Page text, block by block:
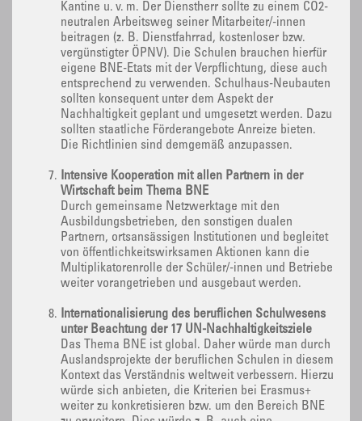
Kantine u. v. m. Der Dienstherr sollte zu einem CO2-
neutralen Arbeitsweg seiner Mitarbeiter/-innen
beitragen (z. B. Dienstfahrrad, kostenloser bzw.
vergünstigter ÖPNV). Die Schulen brauchen hierfür
eigene BNE-Etats mit der Verpflichtung, diese auch
entsprechend zu verwenden. Schulhaus-Neubauten
sollten konsequent unter dem Aspekt der
Nachhaltigkeit geplant und umgesetzt werden. Dazu
sollten staatliche Förderangebote Anreize bieten.
Die Richtlinien sind demgemäß anzupassen.
Intensive Kooperation mit allen Partnern in der
Wirtschaft beim Thema BNE
Durch gemeinsame Netzwerktage mit den
Ausbildungsbetrieben, den sonstigen dualen
Partnern, ortsansässigen Institutionen und begleitet
von öffentlichkeitswirksamen Aktionen kann die
Multiplikatorenrolle der Schüler/-innen und Betriebe
weiter vorangetrieben und ausgebaut werden.
Internationalisierung des beruflichen Schulwesens
unter Beachtung der 17 UN-Nachhaltigkeitsziele
Das Thema BNE ist global. Daher würde man durch
Auslandsprojekte der beruflichen Schulen in diesem
Kontext das Verständnis weltweit verbessern. Hierzu
würde sich anbieten, die Kriterien bei Erasmus+
weiter zu konkretisieren bzw. um den Bereich BNE